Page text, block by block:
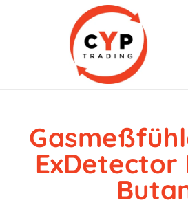
CYP Trading
Professionelle Ersatzteilbeschaffung
ExDetector